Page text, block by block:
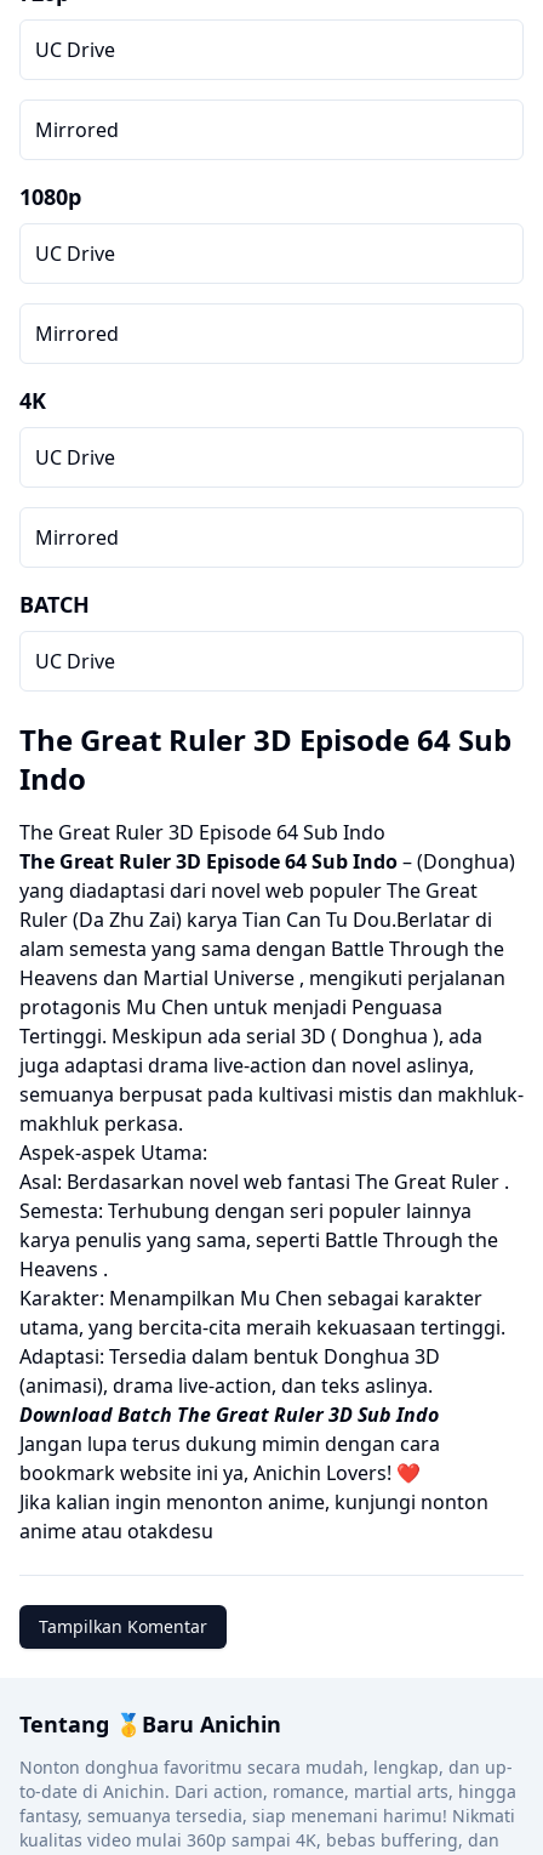
UC Drive
Mirrored
1080p
UC Drive
Mirrored
4K
UC Drive
Mirrored
BATCH
UC Drive
The Great Ruler 3D Episode 64 Sub
Indo
The Great Ruler 3D Episode 64 Sub Indo
The Great Ruler 3D Episode 64 Sub Indo– (Donghua)
yang diadaptasi dari novel web populer The Great
Ruler (Da Zhu Zai) karya Tian Can Tu Dou.Berlatar di
alam semesta yang sama dengan Battle Through the
Heavens dan Martial Universe , mengikuti perjalanan
protagonis Mu Chen untuk menjadi Penguasa
Tertinggi. Meskipun ada serial 3D ( Donghua ), ada
juga adaptasi drama live-action dan novel aslinya,
semuanya berpusat pada kultivasi mistis dan makhluk-
makhluk perkasa.
Aspek-aspek Utama:
Asal: Berdasarkan novel web fantasi The Great Ruler .
Semesta: Terhubung dengan seri populer lainnya
karya penulis yang sama, seperti Battle Through the
Heavens .
Karakter: Menampilkan Mu Chen sebagai karakter
utama, yang bercita-cita meraih kekuasaan tertinggi.
Adaptasi: Tersedia dalam bentuk Donghua 3D
(animasi), drama live-action, dan teks aslinya.
Download Batch The Great Ruler 3D Sub Indo
Jangan lupa terus dukung mimin dengan cara
bookmark website ini ya, Anichin Lovers! ❤️
Jika kalian ingin menonton anime, kunjungi nonton
animeatau otakdesu
Tampilkan Komentar
Tentang 🥇Baru Anichin
Nonton donghua favoritmu secara mudah, lengkap, dan up-
to-date di Anichin. Dari action, romance, martial arts, hingga
fantasy, semuanya tersedia, siap menemani harimu! Nikmati
kualitas video mulai 360p sampai 4K, bebas buffering, dan